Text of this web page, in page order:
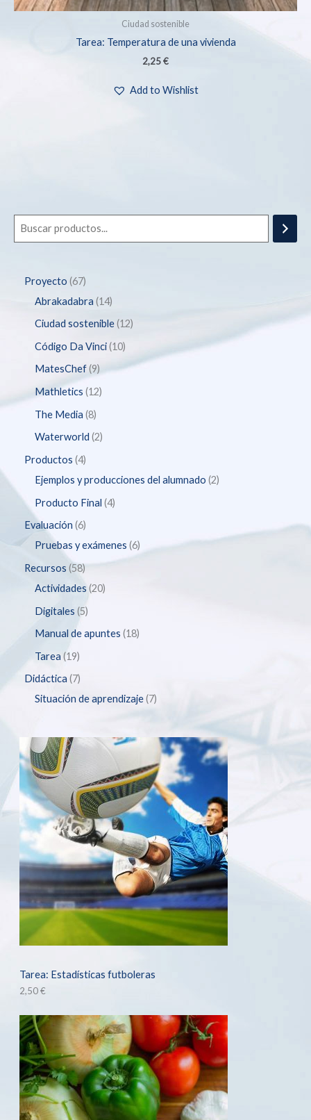
Proyecto 67
Abrakadabra 14
Ciudad sostenible 12
Código Da Vinci 10
MatesChef 9
Mathletics 12
The Media 8
Waterworld 2
Productos 4
Ejemplos y producciones del alumnado 2
Producto Final 4
Evaluación 6
Pruebas y exámenes 6
Recursos 58
Actividades 20
Digitales 5
Manual de apuntes 18
Tarea 19
Didáctica 7
Situación de aprendizaje 7
Tarea: Estadísticas futboleras
2,50€
Ciudad sostenible
Tarea: Temperatura de una vivienda
2,25€
Add to Wishlist